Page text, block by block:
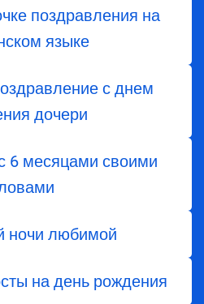
поздравления на
языке
с днем
дочери
6 месяцами своими
ночи любимой
на день рождения